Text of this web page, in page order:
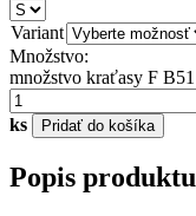
Variant
Množstvo:
množstvo kraťasy F
ks Pridať do košíka
Popis produktu